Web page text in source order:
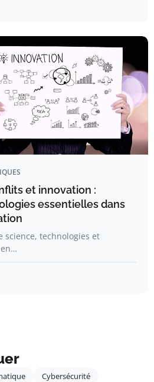
et innovation :
essentielles dans
science, technologies et
Cybersécurité